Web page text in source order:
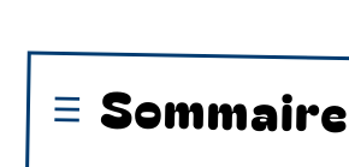
Sommaire